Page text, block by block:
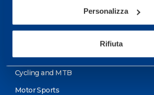
Personalizza
Rifiuta
Soccer
Cycling and MTB
Motor Sports